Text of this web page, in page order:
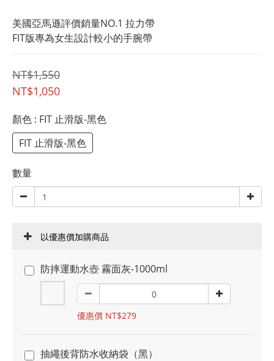
美國亞馬遜評價銷量NO.1 拉力帶
FIT版專為女生設計較小的手腕帶
NT$1,550
NT$1,050
顏色 : FIT 止滑版-黑色
FIT 止滑版-黑色
數量
以優惠價加購商品
防摔運動水壺 霧面灰-1000ml
優惠價 NT$279
抽繩後背防水收納袋（黑）